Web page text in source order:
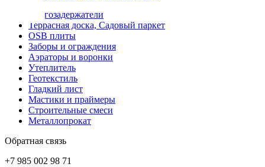
Снегозадержатели
Террасная доска, Садовый паркет
OSB плиты
Заборы и ограждения
Аэраторы и воронки
Утеплитель
Геотекстиль
Гладкий лист
Мастики и праймеры
Строительные смеси
Металлопрокат
Обратная связь
+7 985 002 98 71